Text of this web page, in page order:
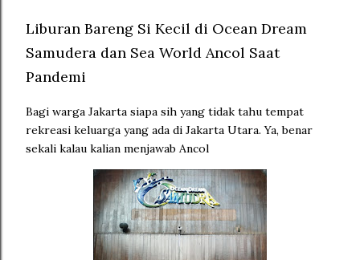
Liburan Bareng Si Kecil di Ocean Dream
Samudera dan Sea World Ancol Saat
Pandemi
Bagi warga Jakarta siapa sih yang tidak tahu tempat
rekreasi keluarga yang ada di Jakarta Utara. Ya, benar
sekali kalau kalian menjawab Ancol